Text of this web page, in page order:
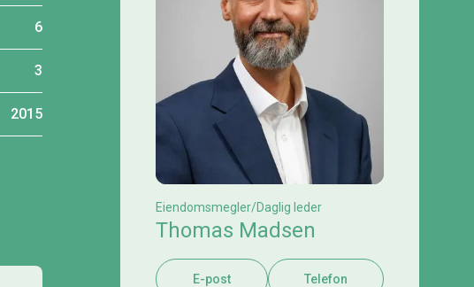
6
3
2015
Eiendomsmegler/Daglig leder
Thomas Madsen
E-post Telefon